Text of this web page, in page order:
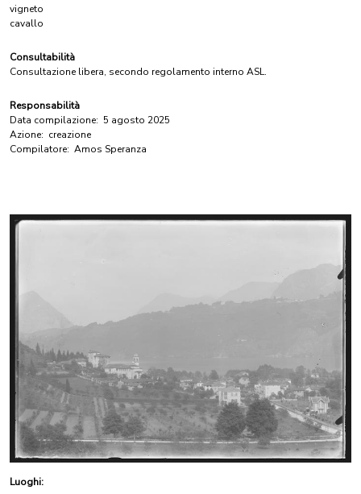
vigneto
cavallo
Consultabilità
Consultazione libera, secondo regolamento interno ASL.
Responsabilità
Data compilazione: 5 agosto 2025
Azione: creazione
Compilatore: Amos Speranza
Luoghi: